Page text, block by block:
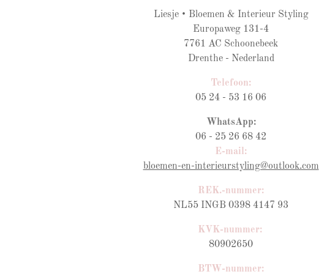
Liesje • Bloemen & Interieur Styling
Europaweg 131-4
7761 AC Schoonebeek
Drenthe - Nederland
Telefoon:
05 24 - 53 16 06
WhatsApp:
06 - 25 26 68 42
E-mail:
bloemen-en-interieurstyling@outlook.com
REK.-nummer:
NL55 INGB 0398 4147 93
KVK-nummer:
80902650
BTW-nummer: